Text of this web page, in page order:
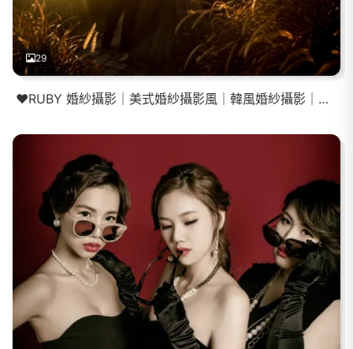
29
❤️RUBY 婚紗攝影｜美式婚紗攝影風｜韓風婚紗攝影｜互動婚紗攝影